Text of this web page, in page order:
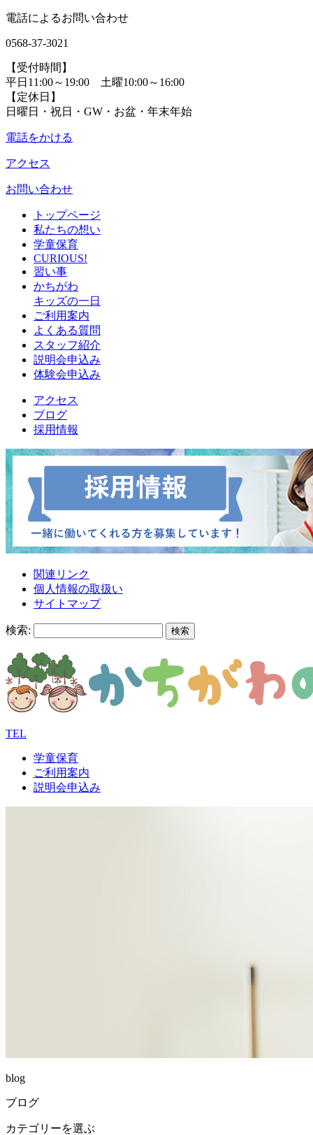
電話によるお問い合わせ
0568-37-3021
【受付時間】
平日11:00～19:00 土曜10:00～16:00
【定休日】
日曜日・祝日・GW・お盆・年末年始
電話をかける
アクセス
お問い合わせ
トップページ
私たちの想い
学童保育
CURIOUS!
習い事
かちがわ
キッズの一日
ご利用案内
よくある質問
スタッフ紹介
説明会申込み
体験会申込み
アクセス
ブログ
採用情報
関連リンク
個人情報の取扱い
サイトマップ
検索:
TEL
学童保育
ご利用案内
説明会申込み
blog
ブログ
カテゴリーを選ぶ